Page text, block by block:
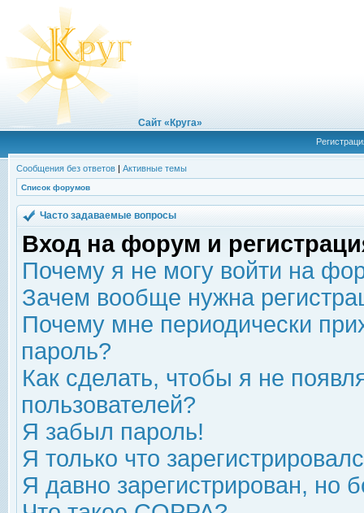
Сайт «Круга»
Сообщения без ответов | Активные темы
Список форумов
Часто задаваемые вопросы
Вход на форум и
Почему я не могу войти на
Зачем вообще нужна
Почему мне периодически
пароль?
Как сделать, чтобы я не
пользователей?
Я забыл пароль!
Я только что
Я давно зарегистрирован, но